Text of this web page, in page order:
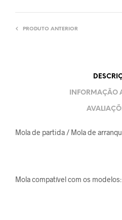
PRODUTO ANTERIOR
INFORMAÇÃO
Mola de partida / Mola de
Mola compatível com os